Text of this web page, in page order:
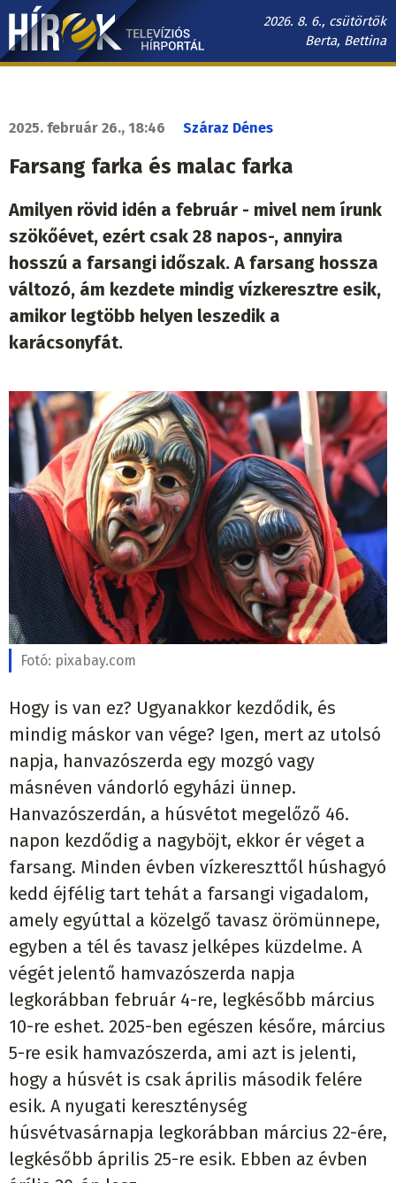
Ugrás
tartalomra
2026. 8. 6., csütörtök
Berta, Bettina
Hírek.sk
2025. február 26., 18:46 Száraz Dénes
Farsang farka és malac farka
Amilyen rövid idén a február - mivel nem írunk
szökőévet, ezért csak 28 napos-, annyira
hosszú a farsangi időszak. A farsang hossza
változó, ám kezdete mindig vízkeresztre esik,
amikor legtöbb helyen leszedik a
karácsonyfát.
Fotó: pixabay.com
Hogy is van ez? Ugyanakkor kezdődik, és
mindig máskor van vége? Igen, mert az utolsó
napja, hanvazószerda egy mozgó vagy
másnéven vándorló egyházi ünnep.
Hanvazószerdán, a húsvétot megelőző 46.
napon kezdődig a nagyböjt, ekkor ér véget a
farsang. Minden évben vízkereszttől húshagyó
kedd éjfélig tart tehát a farsangi vigadalom,
amely egyúttal a közelgő tavasz örömünnepe,
egyben a tél és tavasz jelképes küzdelme. A
végét jelentő hamvazószerda napja
legkorábban február 4-re, legkésőbb március
10-re eshet. 2025-ben egészen későre, március
5-re esik hamvazószerda, ami azt is jelenti,
hogy a húsvét is csak április második felére
esik. A nyugati kereszténység
húsvétvasárnapja legkorábban március 22-ére,
legkésőbb április 25-re esik. Ebben az évben